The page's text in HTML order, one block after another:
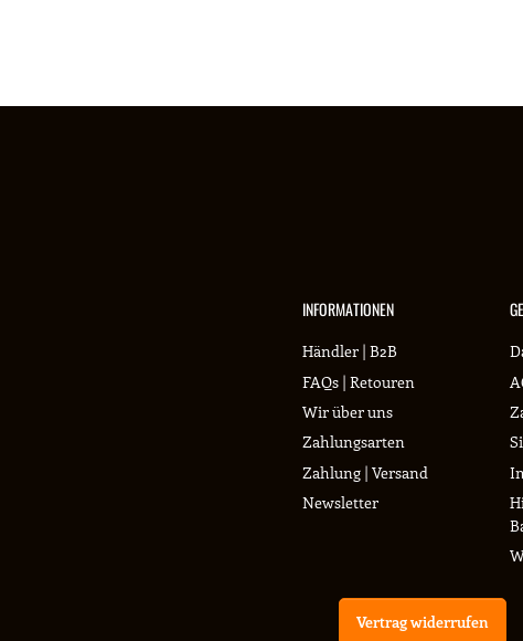
INFORMATIONEN
Händler | B2B
FAQs | Retouren
Wir über uns
Zahlungsarten
Zahlung | Versand
Newsletter
Vertrag widerrufen